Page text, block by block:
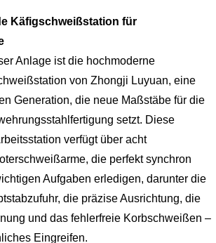
Käfigschweißstation für
Anlage ist die hochmoderne
von Zhongji Luyuan, eine
Generation, die neue Maßstäbe für die
setzt. Diese
verfügt über acht
die perfekt synchron
Aufgaben erledigen, darunter die
die präzise Ausrichtung, die
und das fehlerfreie Korbschweißen –
Eingreifen.